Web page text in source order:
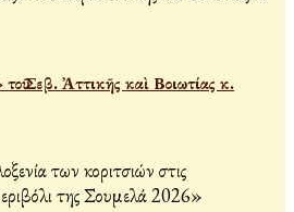
Σεβ. Ἀττικῆς καὶ Βοιωτίας κ.